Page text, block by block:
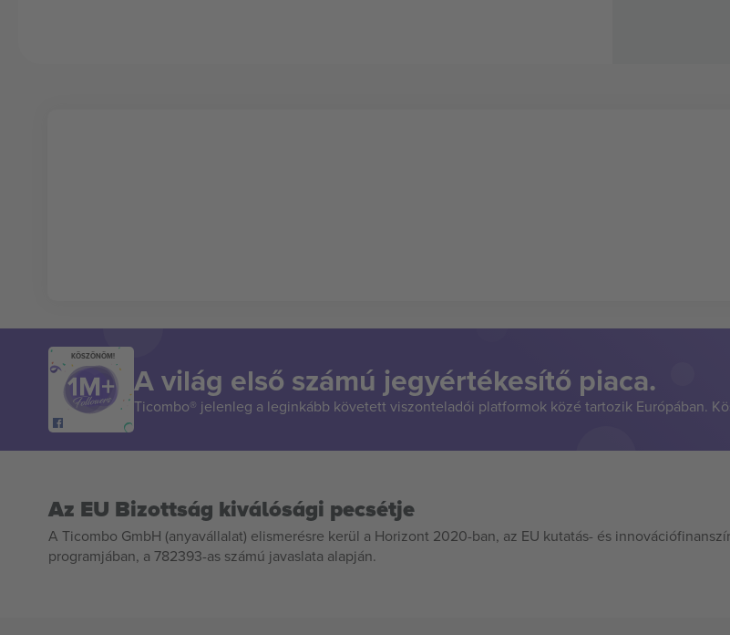
KÖSZÖNÖM!
A világ első számú jegyértékesítő piaca.
Ticombo® jelenleg a leginkább követett viszonteladói platformok közé tartozik Európában.
Az EU Bizottság kiválósági pecsétje
A Ticombo GmbH (anyavállalat) elismerésre kerül a Horizont 2020-ban, az EU kutatás- és
programjában, a 782393-as számú javaslata alapján.